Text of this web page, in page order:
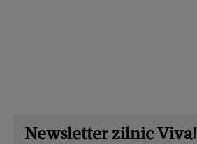
Newsletter zilnic Viva!